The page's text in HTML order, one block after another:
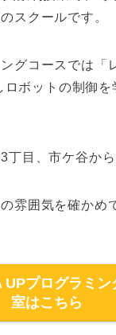
スクールです。
グコースでは「
ボットの制御を
丁目、市ケ谷から
雰囲気を確かめ
UPプログラミン
室はこちら